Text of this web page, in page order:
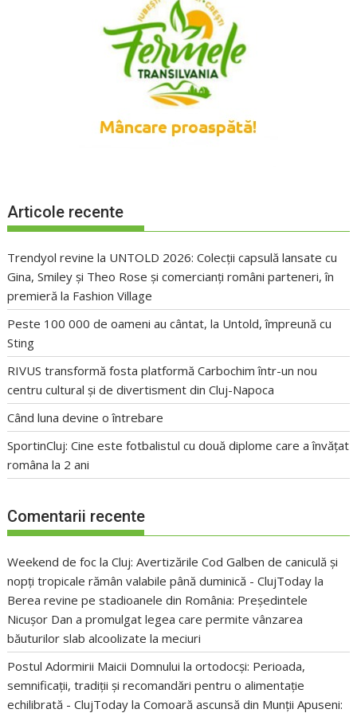
Articole recente
Trendyol revine la UNTOLD 2026: Colecții capsulă lansate cu
Gina, Smiley și Theo Rose și comercianți români parteneri, în
premieră la Fashion Village
Peste 100 000 de oameni au cântat, la Untold, împreună cu
Sting
RIVUS transformă fosta platformă Carbochim într-un nou
centru cultural și de divertisment din Cluj-Napoca
Când luna devine o întrebare
SportinCluj: Cine este fotbalistul cu două diplome care a învățat
româna la 2 ani
Comentarii recente
Weekend de foc la Cluj: Avertizările Cod Galben de caniculă și
nopți tropicale rămân valabile până duminică - ClujToday la
Berea revine pe stadioanele din România: Președintele
Nicușor Dan a promulgat legea care permite vânzarea
băuturilor slab alcoolizate la meciuri
Postul Adormirii Maicii Domnului la ortodocși: Perioada,
semnificații, tradiții și recomandări pentru o alimentație
echilibrată - ClujToday laComoară ascunsă din Munții Apuseni: